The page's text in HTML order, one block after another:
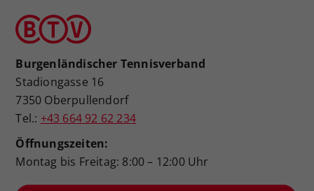
Burgenländischer Tennisverband
Stadiongasse 16
7350 Oberpullendorf
Tel.: +43 664 92 62 234
Öffnungszeiten:
Montag bis Freitag: 8:00 – 12:00 Uhr